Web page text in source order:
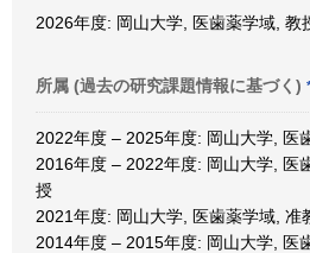
2026年度: 岡山大学, 医歯薬学域, 教
所属 (過去の研究課題情報に基づく)
2022年度 – 2025年度: 岡山大学, 医
2016年度 – 2022年度: 岡山大学, 医
授
2021年度: 岡山大学, 医歯薬学域, 准
2014年度 – 2015年度: 岡山大学, 医